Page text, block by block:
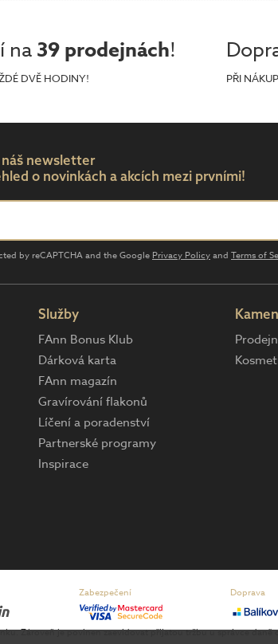
na 39 prodejnách!
DVĚ HODINY! PŘI
newsletter
o novinkách a akcích mezi prvními!
by reCAPTCHA and the Google Privacy Policyand Terms of
Služby
FAnn Bonus Klub
Dárková karta
FAnn magazín
Gravírování flakonů
Líčení a poradenství
Partnerské programy
Inspirace
Zabezpečení Doprava
Zároveň je povinen zaevidovat přijatou tržbu u správce